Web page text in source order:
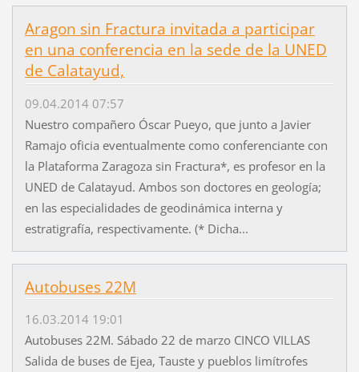
Aragon sin Fractura invitada a participar
en una conferencia en la sede de la UNED
de Calatayud,
09.04.2014 07:57
Nuestro compañero Óscar Pueyo, que junto a Javier
Ramajo oficia eventualmente como conferenciante con
la Plataforma Zaragoza sin Fractura*, es profesor en la
UNED de Calatayud. Ambos son doctores en geología;
en las especialidades de geodinámica interna y
estratigrafía, respectivamente. (* Dicha...
Autobuses 22M
16.03.2014 19:01
Autobuses 22M. Sábado 22 de marzo CINCO VILLAS
Salida de buses de Ejea, Tauste y pueblos limítrofes